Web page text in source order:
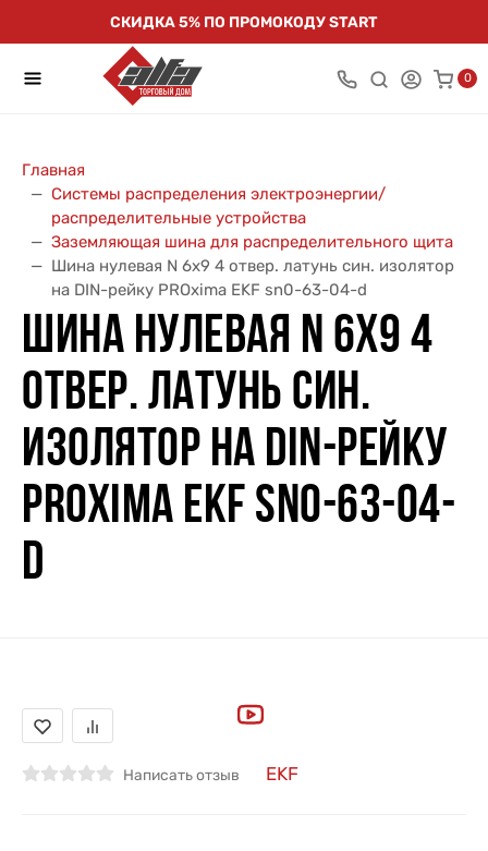
СКИДКА 5% ПО ПРОМОКОДУ START
0
Главная
Системы распределения электроэнергии/
распределительные устройства
Заземляющая шина для распределительного щита
Шина нулевая N 6х9 4 отвер. латунь син. изолятор
на DIN-рейку PROxima EKF sn0-63-04-d
ШИНА НУЛЕВАЯ N 6Х9 4
ОТВЕР. ЛАТУНЬ СИН.
ИЗОЛЯТОР НА DIN-РЕЙКУ
PROXIMA EKF SN0-63-04-
D
Написать отзыв EKF